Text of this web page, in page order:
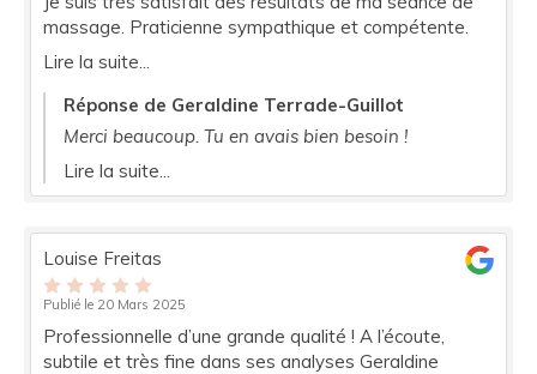
massage. Praticienne sympathique et compétente.
Lire la suite...
Réponse de Geraldine Terrade-Guillot
Merci beaucoup. Tu en avais bien besoin !
Lire la suite...
Louise Freitas
Publié le 20 Mars 2025
Professionnelle d’une grande qualité ! A l’écoute,
subtile et très fine dans ses analyses Geraldine